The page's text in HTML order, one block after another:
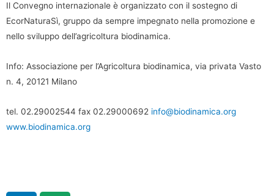
Il Convegno internazionale è organizzato con il sostegno di
EcorNaturaSì, gruppo da sempre impegnato nella promozione e
nello sviluppo dell’agricoltura biodinamica.
Info: Associazione per l’Agricoltura biodinamica, via privata Vasto
n. 4, 20121 Milano
tel. 02.29002544 fax 02.29000692 info@biodinamica.org
www.biodinamica.org